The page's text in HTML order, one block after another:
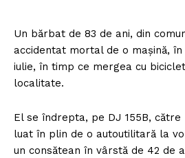
Un bărbat de 83 de ani, din
accidentat mortal de o maşină, în
iulie, în timp ce mergea cu
localitate.
El se îndrepta, pe DJ 155B,
luat în plin de o autoutilitară la
un consătean în vârstă de 42 de